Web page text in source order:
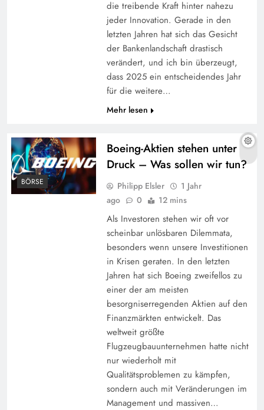
die treibende Kraft hinter nahezu
jeder Innovation. Gerade in den
letzten Jahren hat sich das Gesicht
der Bankenlandschaft drastisch
verändert, und ich bin überzeugt,
dass 2025 ein entscheidendes Jahr
für die weitere…
Mehr lesen
BÖRSE
Boeing-Aktien stehen unter
Druck – Was sollen wir tun?
Philipp Elsler
1 Jahr
ago
0 12 mins
Als Investoren stehen wir oft vor
scheinbar unlösbaren Dilemmata,
besonders wenn unsere Investitionen
in Krisen geraten. In den letzten
Jahren hat sich Boeing zweifellos zu
einer der am meisten
besorgniserregenden Aktien auf den
Finanzmärkten entwickelt. Das
weltweit größte
Flugzeugbauunternehmen hatte nicht
nur wiederholt mit
Qualitätsproblemen zu kämpfen,
sondern auch mit Veränderungen im
Management und massiven…